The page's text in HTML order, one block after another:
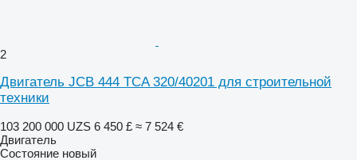
2
Двигатель JCB 444 TCA 320/40201 для строительной
техники
103 200 000 UZS 6 450 £ ≈ 7 524 €
Двигатель
Состояние новый